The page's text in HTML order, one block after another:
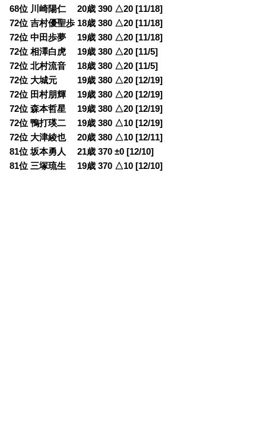
68位 川崎陽仁 20歳 390 △20 [11/18]
72位 吉村優聖歩 18歳 380 △20 [11/18]
72位 中田歩夢 19歳 380 △20 [11/18]
72位 相澤白虎 19歳 380 △20 [11/5]
72位 北村流音 18歳 380 △20 [11/5]
72位 大城元 19歳 380 △20 [12/19]
72位 田村朋輝 19歳 380 △20 [12/19]
72位 森本哲星 19歳 380 △20 [12/19]
72位 鴨打瑛二 19歳 380 △10 [12/19]
72位 大津綾也 20歳 380 △10 [12/11]
81位 坂本勇人 21歳 370 ±0 [12/10]
81位 三塚琉生 19歳 370 △10 [12/10]